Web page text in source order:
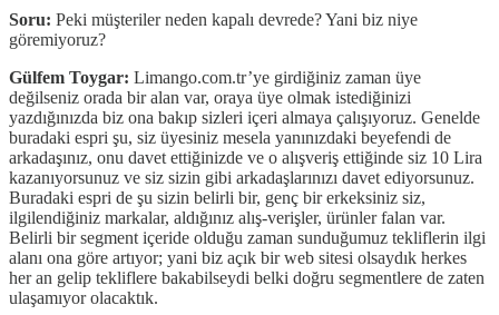
Soru: Peki müşteriler neden kapalı devrede? Yani biz niye
göremiyoruz?
Gülfem Toygar: Limango.com.tr’ye girdiğiniz zaman üye
değilseniz orada bir alan var, oraya üye olmak istediğinizi
yazdığınızda biz ona bakıp sizleri içeri almaya çalışıyoruz. Genelde
buradaki espri şu, siz üyesiniz mesela yanınızdaki beyefendi de
arkadaşınız, onu davet ettiğinizde ve o alışveriş ettiğinde siz 10 Lira
kazanıyorsunuz ve siz sizin gibi arkadaşlarınızı davet ediyorsunuz.
Buradaki espri de şu sizin belirli bir, genç bir erkeksiniz siz,
ilgilendiğiniz markalar, aldığınız alış-verişler, ürünler falan var.
Belirli bir segment içeride olduğu zaman sunduğumuz tekliflerin ilgi
alanı ona göre artıyor; yani biz açık bir web sitesi olsaydık herkes
her an gelip tekliflere bakabilseydi belki doğru segmentlere de zaten
ulaşamıyor olacaktık.